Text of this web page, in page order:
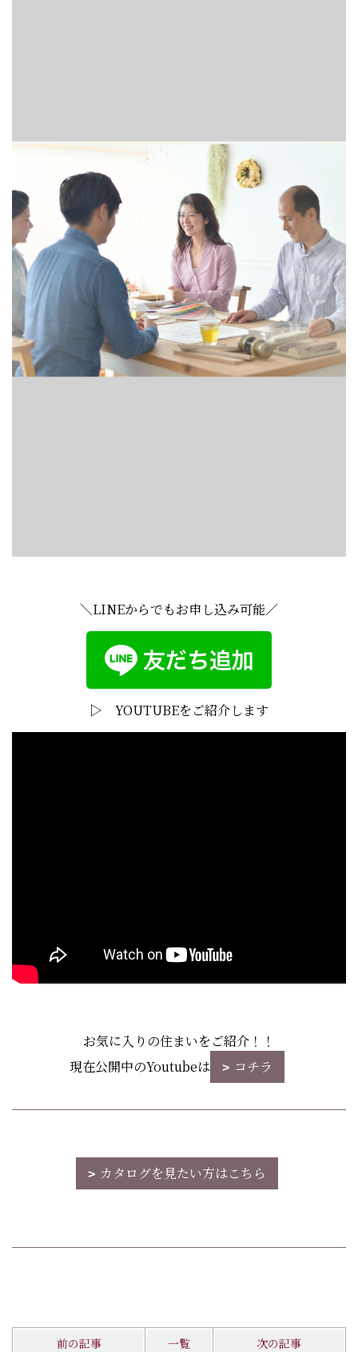
＼LINEからでもお申し込み可能／
▷ YOUTUBEをご紹介します
お気に入りの住まいをご紹介！！
現在公開中のYoutubeは
コチラ
カタログを見たい方はこちら
前の記事 一覧 次の記事